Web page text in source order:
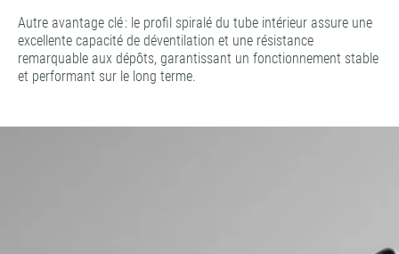
Autre avantage clé : le profil spiralé du tube intérieur assure une
excellente capacité de déventilation et une résistance
remarquable aux dépôts, garantissant un fonctionnement stable
et performant sur le long terme.